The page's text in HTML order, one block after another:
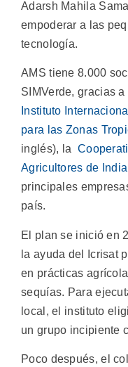
Adarsh ​​Mahila
empoderar a las
tecnología.
AMS tiene 8.000
SIMVerde, gracias
Instituto
para las Zonas
inglés), la
Agricultores de India
principales
país.
El plan se inició en
la ayuda del Icrisat
en prácticas
sequías. Para
local, el instituto
un grupo incipiente
Poco después, el